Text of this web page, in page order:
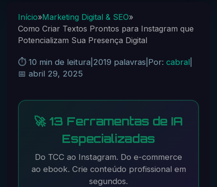
Início»Marketing Digital & SEO»
Como Criar Textos Prontos para Instagram que
Potencializam Sua Presença Digital
⏱️ 10 min de leitura 2019 palavras Por: cabral|
📅 abril 29, 2025
🚀 13 Ferramentas de IA
Especializadas
Do TCC ao Instagram. Do e-commerce
ao ebook. Crie conteúdo profissional em
segundos.